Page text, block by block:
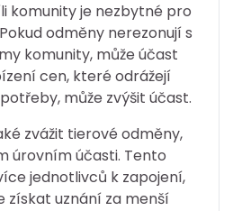
komunity je nezbytné pro
odměny nerezonují s
komunity, může účast
cen, které odrážejí
může zvýšit účast.
zvážit tierové odměny,
úrovním účasti. Tento
jednotlivců k zapojení,
získat uznání za menší